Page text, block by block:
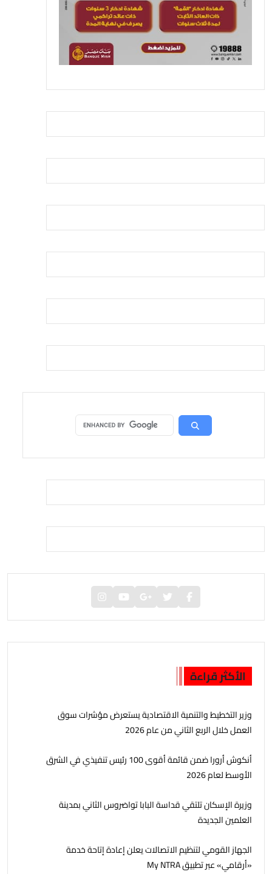
الأكثر قراءة
وزير التخطيط والتنمية الاقتصادية يستعرض مؤشرات سوق
العمل خلال الربع الثاني من عام 2026
أنكوش أرورا ضمن قائمة أقوى 100 رئيس تنفيذي في الشرق
الأوسط لعام 2026
وزيرة الإسكان تلتقي قداسة البابا تواضروس الثاني بمدينة
العلمين الجديدة
الجهاز القومي لتنظيم الاتصالات يعلن إعادة إتاحة خدمة
«أرقامي» عبر تطبيق My NTRA